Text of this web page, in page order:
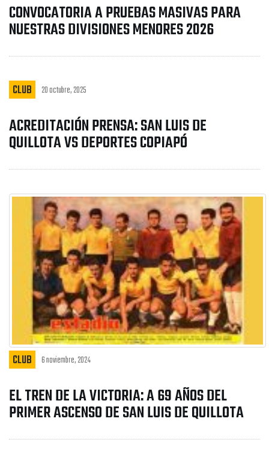
CONVOCATORIA A PRUEBAS MASIVAS PARA
NUESTRAS DIVISIONES MENORES 2026
CLUB 20 octubre, 2025
ACREDITACIÓN PRENSA: SAN LUIS DE
QUILLOTA VS DEPORTES COPIAPÓ
CLUB 6 noviembre, 2024
EL TREN DE LA VICTORIA: A 69 AÑOS DEL
PRIMER ASCENSO DE SAN LUIS DE QUILLOTA